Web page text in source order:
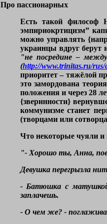
Про пассионарных
Есть такой философ
эмпириокртицизм”
можно управлять
украинцы вдруг берут
"не посредине –
(http://www.trinitas.ru/rus/
приоритет – тяжёлой
это замордована
положения и через 28
{зверинности}
коммунизме станет
(творцами или
Что некоторые чуяли
"- Хорошо ты, Анна,
Девушка перегрызла
- Батюшка с матушкой
заплачешь.
- О чем же? -